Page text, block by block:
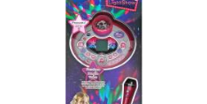
C/Microfono